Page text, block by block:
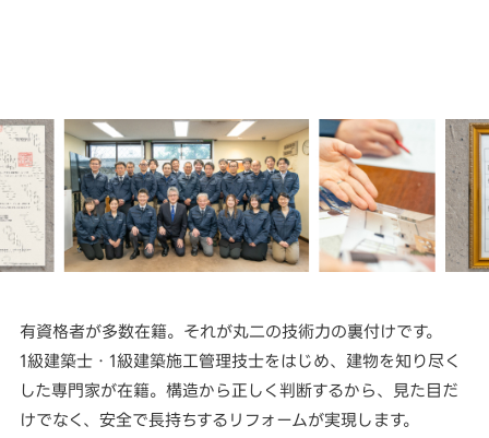
有資格者が多数在籍。それが丸二の技術力の裏付けです。
1級建築士・1級建築施工管理技士をはじめ、建物を知り尽く
した専門家が在籍。構造から正しく判断するから、見た目だ
けでなく、安全で長持ちするリフォームが実現します。